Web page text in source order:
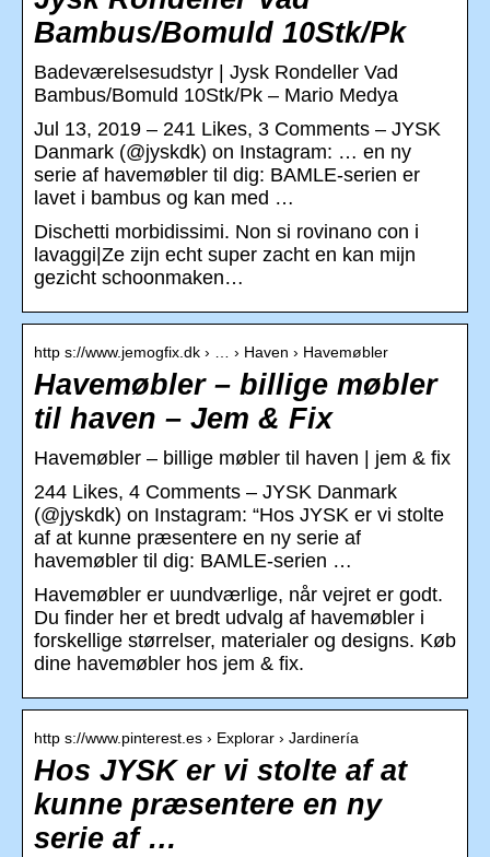
Bambus/Bomuld 10Stk/Pk
Badeværelsesudstyr | Jysk Rondeller Vad
Bambus/Bomuld 10Stk/Pk – Mario Medya
Jul 13, 2019 – 241 Likes, 3 Comments – JYSK
Danmark (@jyskdk) on Instagram: … en ny
serie af havemøbler til dig: BAMLE-serien er
lavet i bambus og kan med …
Dischetti morbidissimi. Non si rovinano con i
lavaggi|Ze zijn echt super zacht en kan mijn
gezicht schoonmaken…
http s://www.jemogfix.dk › … › Haven › Havemøbler
Havemøbler – billige møbler
til haven – Jem & Fix
Havemøbler – billige møbler til haven | jem & fix
244 Likes, 4 Comments – JYSK Danmark
(@jyskdk) on Instagram: “Hos JYSK er vi stolte
af at kunne præsentere en ny serie af
havemøbler til dig: BAMLE-serien …
Havemøbler er uundværlige, når vejret er godt.
Du finder her et bredt udvalg af havemøbler i
forskellige størrelser, materialer og designs. Køb
dine havemøbler hos jem & fix.
http s://www.pinterest.es › Explorar › Jardinería
Hos JYSK er vi stolte af at
kunne præsentere en ny
serie af …